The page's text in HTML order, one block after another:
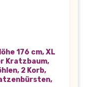
176 cm, XL
Kratzbaum,
2 Korb,